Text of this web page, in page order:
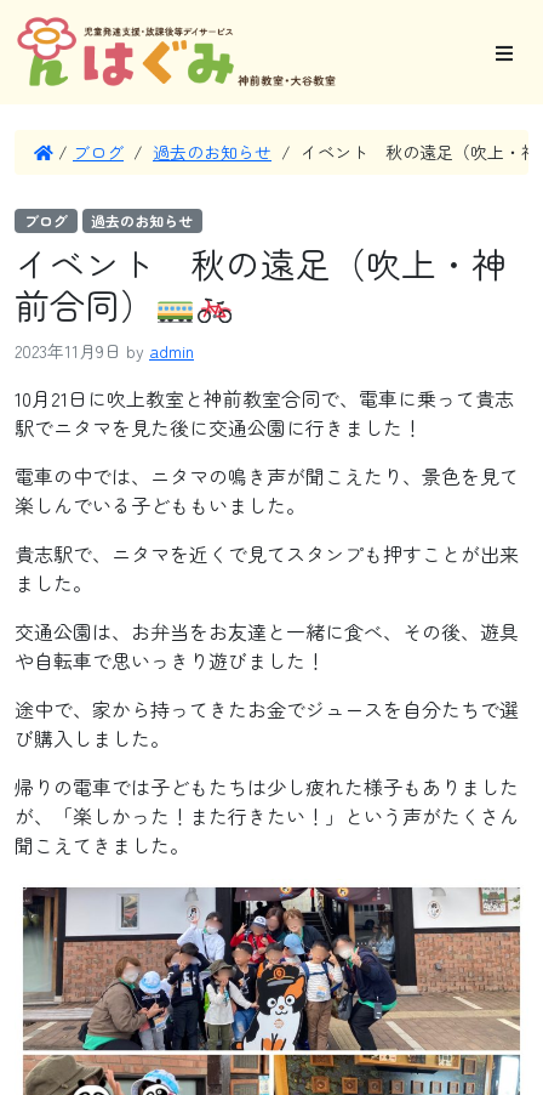
/ ブログ / 過去のお知らせ / イベント 秋の遠足（吹上・神
ブログ 過去のお知らせ
イベント 秋の遠足（吹上・神
前合同）
2023年11月9日 by admin
10月21日に吹上教室と神前教室合同で、電車に乗って貴志
駅でニタマを見た後に交通公園に行きました！
電車の中では、ニタマの鳴き声が聞こえたり、景色を見て
楽しんでいる子どももいました。
貴志駅で、ニタマを近くで見てスタンプも押すことが出来
ました。
交通公園は、お弁当をお友達と一緒に食べ、その後、遊具
や自転車で思いっきり遊びました！
途中で、家から持ってきたお金でジュースを自分たちで選
び購入しました。
帰りの電車では子どもたちは少し疲れた様子もありました
が、「楽しかった！また行きたい！」という声がたくさん
聞こえてきました。